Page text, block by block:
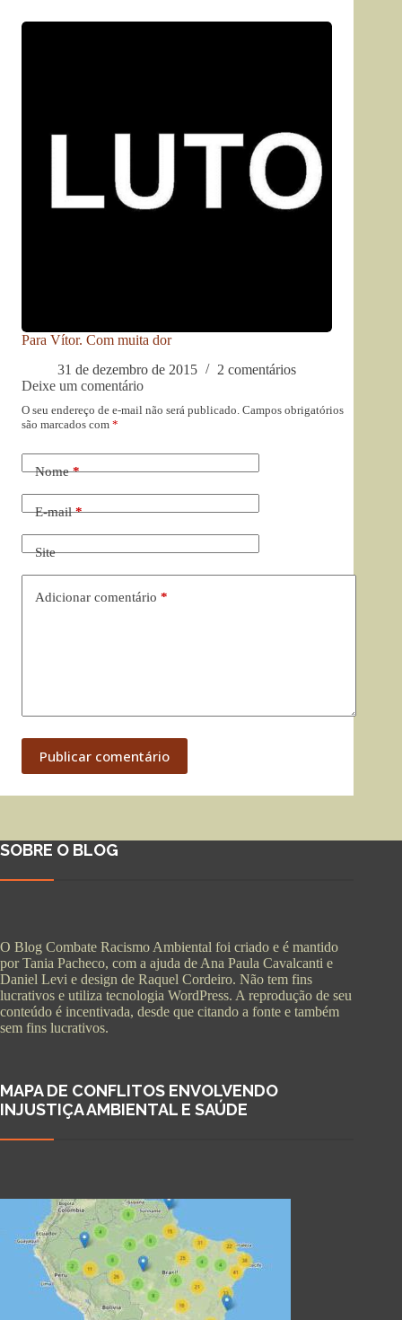
Para Vítor. Com muita dor
31 de dezembro de 2015
2 comentários
Deixe um comentário
O seu endereço de e-mail não será publicado. Campos obrigatórios
são marcados com *
Nome*
E-mail*
Site
Adicionar comentário *
Publicar comentário
SOBRE O BLOG
O Blog Combate Racismo Ambiental foi criado e é mantido
por Tania Pacheco, com a ajuda de Ana Paula Cavalcanti e
Daniel Levi e design de Raquel Cordeiro. Não tem fins
lucrativos e utiliza tecnologia WordPress. A reprodução de seu
conteúdo é incentivada, desde que citando a fonte e também
sem fins lucrativos.
MAPA DE CONFLITOS ENVOLVENDO
INJUSTIÇA AMBIENTAL E SAÚDE